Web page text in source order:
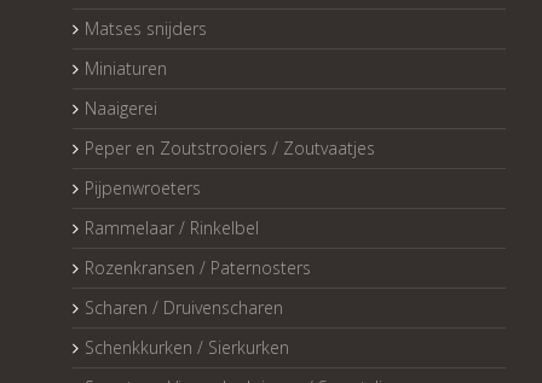
Matses snijders
Miniaturen
Naaigerei
Peper en Zoutstrooiers / Zoutvaatjes
Pijpenwroeters
Rammelaar / Rinkelbel
Rozenkransen / Paternosters
Scharen / Druivenscharen
Schenkkurken / Sierkurken